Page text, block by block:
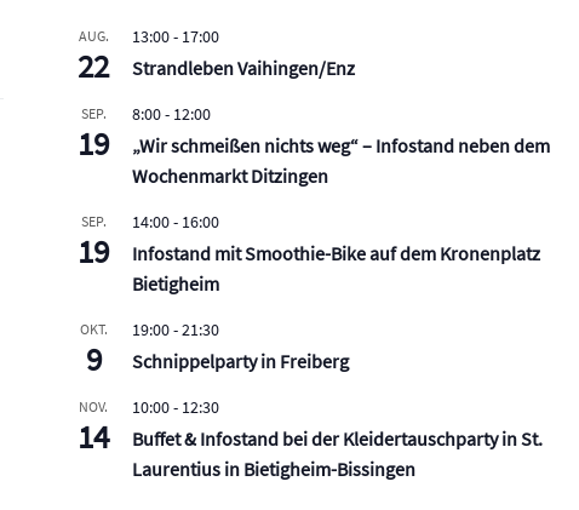
AUG.
22
13:00- 17:00
Strandleben Vaihingen/Enz
SEP.
19
8:00- 12:00
„Wir schmeißen nichts weg“ – Infostand neben dem
Wochenmarkt Ditzingen
SEP.
19
14:00- 16:00
Infostand mit Smoothie-Bike auf dem Kronenplatz
Bietigheim
OKT.
9
19:00-21:30
Schnippelparty in Freiberg
NOV.
14
10:00- 12:30
Buffet & Infostand bei der Kleidertauschparty in St.
Laurentius in Bietigheim-Bissingen